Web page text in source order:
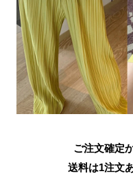
ご注文確定
送料は1注文